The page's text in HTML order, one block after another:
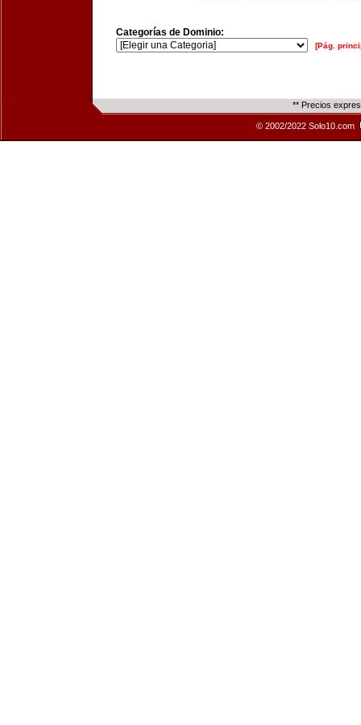
Categorías de Dominio:
[Pág.
** Precios
© 2002/2022 Solo10.com